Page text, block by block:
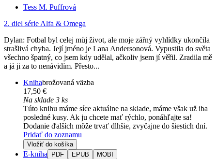
Tess M. Puffrová
2. diel série Alfa & Omega
Dylan: Fotbal byl celej můj život, ale moje zářný vyhlídky ukončila
strašlivá chyba. Její jméno je Lana Andersonová. Vypustila do světa
všechno špatný, co jsem kdy udělal, ačkoliv jsem jí věřil. Zradila mě
a já ji za to nenávidím. Přesto...
Knihabrožovaná väzba
17,50 €
Na sklade 3 ks
Túto knihu máme síce aktuálne na sklade, máme však už iba
posledné kusy. Ak ju chcete mať rýchlo, ponáhľajte sa!
Dodanie ďalších môže trvať dlhšie, zvyčajne do šiestich dní.
Pridať do zoznamu
Vložiť do košíka
E-kniha PDF EPUB MOBI